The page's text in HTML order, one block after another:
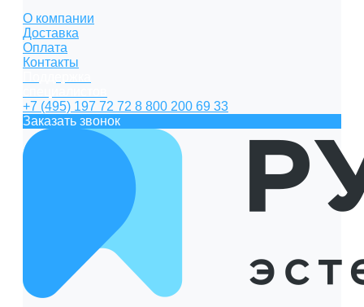
О компании
Доставка
Оплата
Контакты
+7 (495) 197 72 72 8 800 200 69 33
Заказать звонок